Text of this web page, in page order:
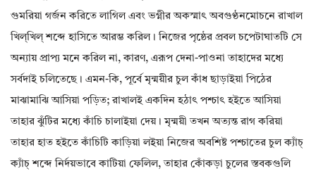
গুমরিয়া গর্জন করিতে লাগিল এবং ভগ্নীর অকস্মাৎ অবগুণ্ঠনমোচনে রাখাল
খিল্‌খিল্ শব্দে হাসিতে আরম্ভ করিল। নিজের পৃষ্ঠের প্রবল চপেটাঘাতটি সে
অন্যায় প্রাপ্য মনে করিল না, কারণ, এরূপ দেনা-পাওনা তাহাদের মধ্যে
সর্বদাই চলিতেছে। এমন-কি, পূর্বে মৃন্ময়ীর চুল কাঁধ ছাড়াইয়া পিঠের
মাঝামাঝি আসিয়া পড়িত; রাখালই একদিন হঠাৎ পশ্চাৎ হইতে আসিয়া
তাহার ঝুঁটির মধ্যে কাঁচি চালাইয়া দেয়। মৃন্ময়ী তখন অত্যন্ত রাগ করিয়া
তাহার হাত হইতে কাঁচিটি কাড়িয়া লইয়া নিজের অবশিষ্ট পশ্চাতের চুল ক্যাঁচ্
ক্যাঁচ্ শব্দে নির্দয়ভাবে কাটিয়া ফেলিল, তাহার কোঁকড়া চুলের স্তবকগুলি